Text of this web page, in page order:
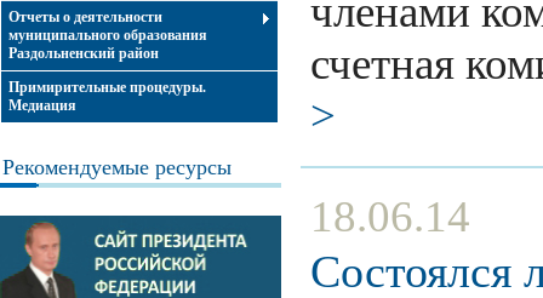
Отчеты о деятельности
муниципального образования
Раздольненский район
Примирительные процедуры.
Медиация
Рекомендуемые ресурсы
членами
счетная
>
18.06.14
Состоялся